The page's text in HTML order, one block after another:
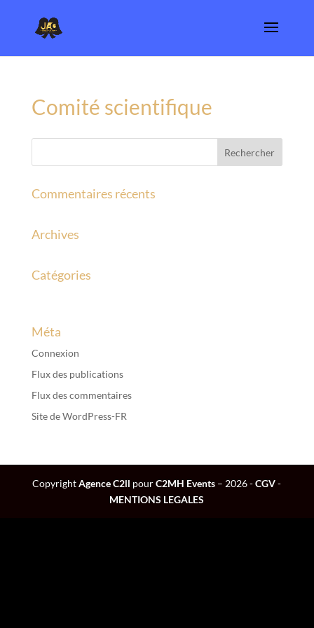
Comité scientifique
Commentaires récents
Archives
Catégories
Méta
Connexion
Flux des publications
Flux des commentaires
Site de WordPress-FR
CopyrightAgence C2ll pourC2MH Events – 2026 -CGV-
MENTIONS LEGALES